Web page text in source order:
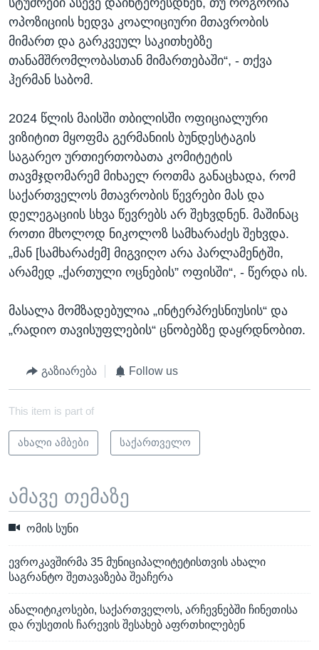
სტუმრები ასევე დაინტერესდნენ, თუ როგორია
ოპოზიციის ხედვა კოალიციური მთავრობის
მიმართ და გარკვეულ საკითხებზე
თანამშრომლობასთან მიმართებაში“, - თქვა
ჰერმან საბომ.
2024 წლის მაისში თბილისში ოფიციალური
ვიზიტით მყოფმა გერმანიის ბუნდესტაგის
საგარეო ურთიერთობათა კომიტეტის
თავმჯდომარემ მიხაელ როთმა განაცხადა, რომ
საქართველოს მთავრობის წევრები მას და
დელეგაციის სხვა წევრებს არ შეხვდნენ. მაშინაც
როთი მხოლოდ ნიკოლოზ სამხარაძეს შეხვდა.
„მან [სამხარაძემ] მიგვიღო არა პარლამენტში,
არამედ „ქართული ოცნების” ოფისში“, - წერდა ის.
მასალა მომზადებულია „ინტერპრესნიუსის“ და
„რადიო თავისუფლების“ ცნობებზე დაყრდნობით.
გაზიარება Follow us
This item is part of
ახალი ამბები საქართველო
ამავე თემაზე
ომის სუნი
ევროკავშირმა 35 მუნიციპალიტეტისთვის ახალი
საგრანტო შეთავაზება შეაჩერა
ანალიტიკოსები, საქართველოს, არჩევნებში ჩინეთისა
და რუსეთის ჩარევის შესახებ აფრთხილებენ